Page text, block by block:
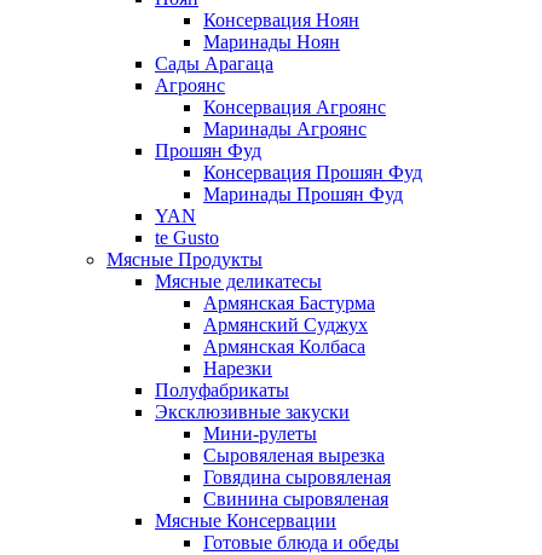
Консервация Ноян
Маринады Ноян
Сады Арагаца
Агроянс
Консервация Агроянс
Маринады Агроянс
Прошян Фуд
Консервация Прошян Фуд
Маринады Прошян Фуд
YAN
te Gusto
Мясные Продукты
Мясные деликатесы
Армянская Бастурма
Армянский Суджух
Армянская Колбаса
Нарезки
Полуфабрикаты
Эксклюзивные закуски
Мини-рулеты
Сыровяленая вырезка
Говядина сыровяленая
Свинина сыровяленая
Мясные Консервации
Готовые блюда и обеды